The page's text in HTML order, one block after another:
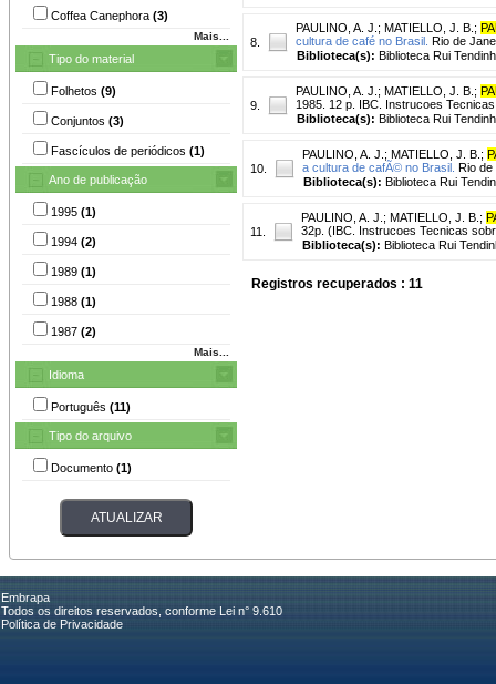
Coffea Canephora (3)
Mais...
Tipo do material
Folhetos (9)
Conjuntos (3)
Fascículos de periódicos (1)
Ano de publicação
1995 (1)
1994 (2)
1989 (1)
1988 (1)
1987 (2)
Mais...
Idioma
Português (11)
Tipo do arquivo
Documento (1)
8.
PAULINO, A. J. ; MATIELLO, J. B. ;
cultura de café no Brasil. Rio de
Biblioteca(s): Biblioteca Rui
9.
PAULINO, A. J. ; MATIELLO, J. B. ;
1985. 12 p. IBC. Instrucoes
Biblioteca(s): Biblioteca Rui
10.
PAULINO, A. J. ; MATIELLO, J. B. ;
a cultura de cafÃ© no Brasil. Rio de
Biblioteca(s): Biblioteca Rui
11.
PAULINO, A. J. ; MATIELLO, J. B. ;
32p. (IBC. Instrucoes Tecnicas
Biblioteca(s): Biblioteca Rui
Registros recuperados : 11
Embrapa
Todos os direitos reservados, conforme Lei n° 9.610
Política de Privacidade